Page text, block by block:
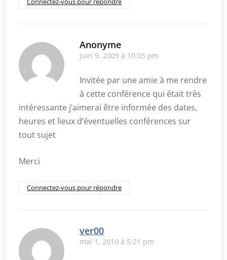
Anonyme
juin 9, 2009 à 10:05 pm
Invitée par une amie à me rendre
à cette conférence qui était très
intéressante j’aimerai être informée des dates,
heures et lieux d’éventuelles conférences sur
tout sujet
Merci
Connectez-vous pour répondre
ver00
mai 1, 2010 à 5:21 pm